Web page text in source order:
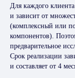
Для каждого
и зависит от
(комплексный или
компонентов).
предварительное
Срок реализации
и составляет от 4